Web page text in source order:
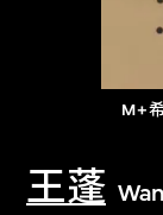
M+
王蓬
文化藏品